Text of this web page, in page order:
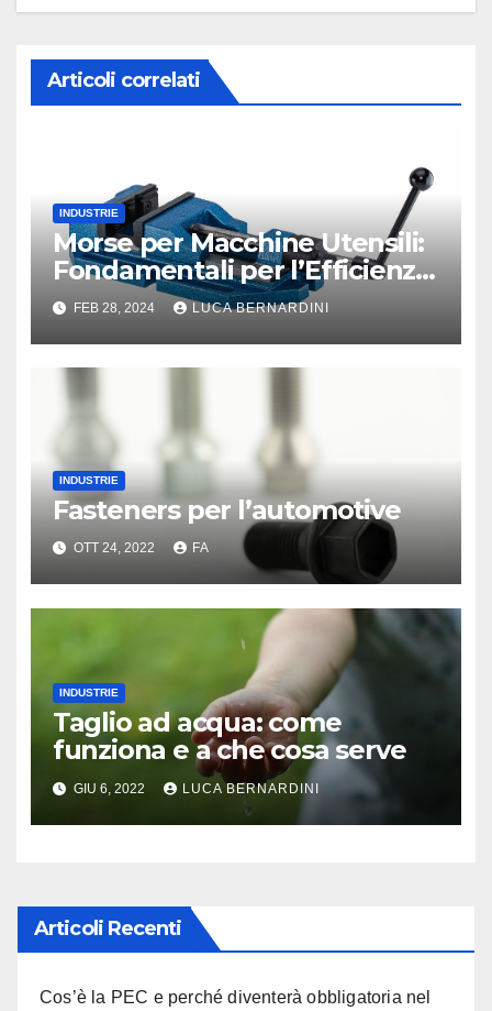
Articoli correlati
INDUSTRIE
Morse per Macchine Utensili:
Fondamentali per l’Efficienza
e la Precisione
FEB 28, 2024 LUCA BERNARDINI
INDUSTRIE
Fasteners per l’automotive
OTT 24, 2022 FA
INDUSTRIE
Taglio ad acqua: come
funziona e a che cosa serve
GIU 6, 2022 LUCA BERNARDINI
Articoli Recenti
Cos’è la PEC e perché diventerà obbligatoria nel